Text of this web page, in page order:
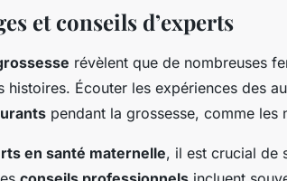
et conseils d’experts
révèlent que de nombreuses
histoires. Écouter les expériences des
pendant la grossesse, comme les
en santé maternelle, il est crucial de